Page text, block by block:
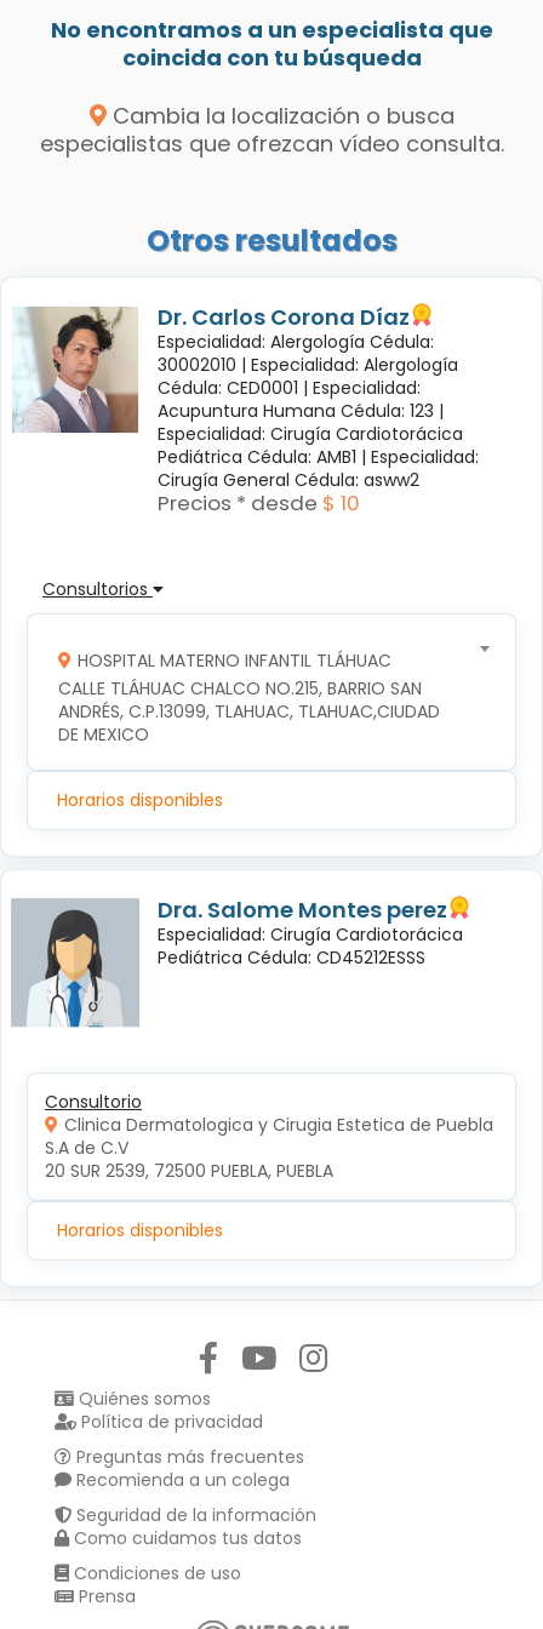
No encontramos a un especialista que
coincida con tu búsqueda
Cambia la localización o busca
especialistas que ofrezcan vídeo consulta.
Otros resultados
Dr. Carlos Corona Díaz
Especialidad: Alergología Cédula:
30002010 | Especialidad: Alergología
Cédula: CED0001 | Especialidad:
Acupuntura Humana Cédula: 123 |
Especialidad: Cirugía Cardiotorácica
Pediátrica Cédula: AMB1 | Especialidad:
Cirugía General Cédula: asww2
Precios * desde $ 10
Consultorios
HOSPITAL MATERNO INFANTIL TLÁHUAC
CALLE TLÁHUAC CHALCO NO.215, BARRIO SAN
ANDRÉS, C.P.13099, TLAHUAC, TLAHUAC,CIUDAD
DE MEXICO
Horarios disponibles
Dra. Salome Montes perez
Especialidad: Cirugía Cardiotorácica
Pediátrica Cédula: CD45212ESSS
Consultorio
Clinica Dermatologica y Cirugia Estetica de Puebla
S.A de C.V
20 SUR 2539, 72500 PUEBLA, PUEBLA
Horarios disponibles
Quiénes somos
Política de privacidad
Preguntas más frecuentes
Recomienda a un colega
Seguridad de la información
Como cuidamos tus datos
Condiciones de uso
Prensa